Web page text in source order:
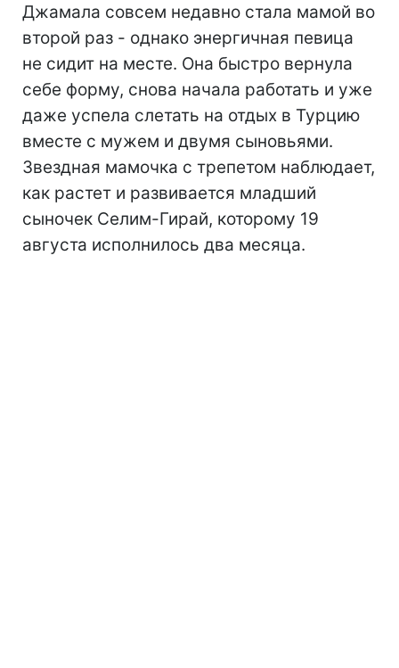
Джамала совсем недавно стала мамой во
второй раз - однако энергичная певица
не сидит на месте. Она быстро вернула
себе форму, снова начала работать и уже
даже успела слетать на отдых в Турцию
вместе с мужем и двумя сыновьями.
Звездная мамочка с трепетом наблюдает,
как растет и развивается младший
сыночек Селим-Гирай, которому 19
августа исполнилось два месяца.